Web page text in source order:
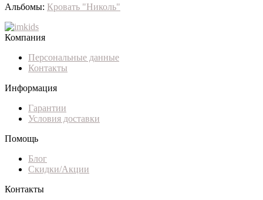
Альбомы: Кровать "Николь"
Компания
Персональные данные
Контакты
Информация
Гарантии
Условия доставки
Помощь
Блог
Скидки/Акции
Контакты